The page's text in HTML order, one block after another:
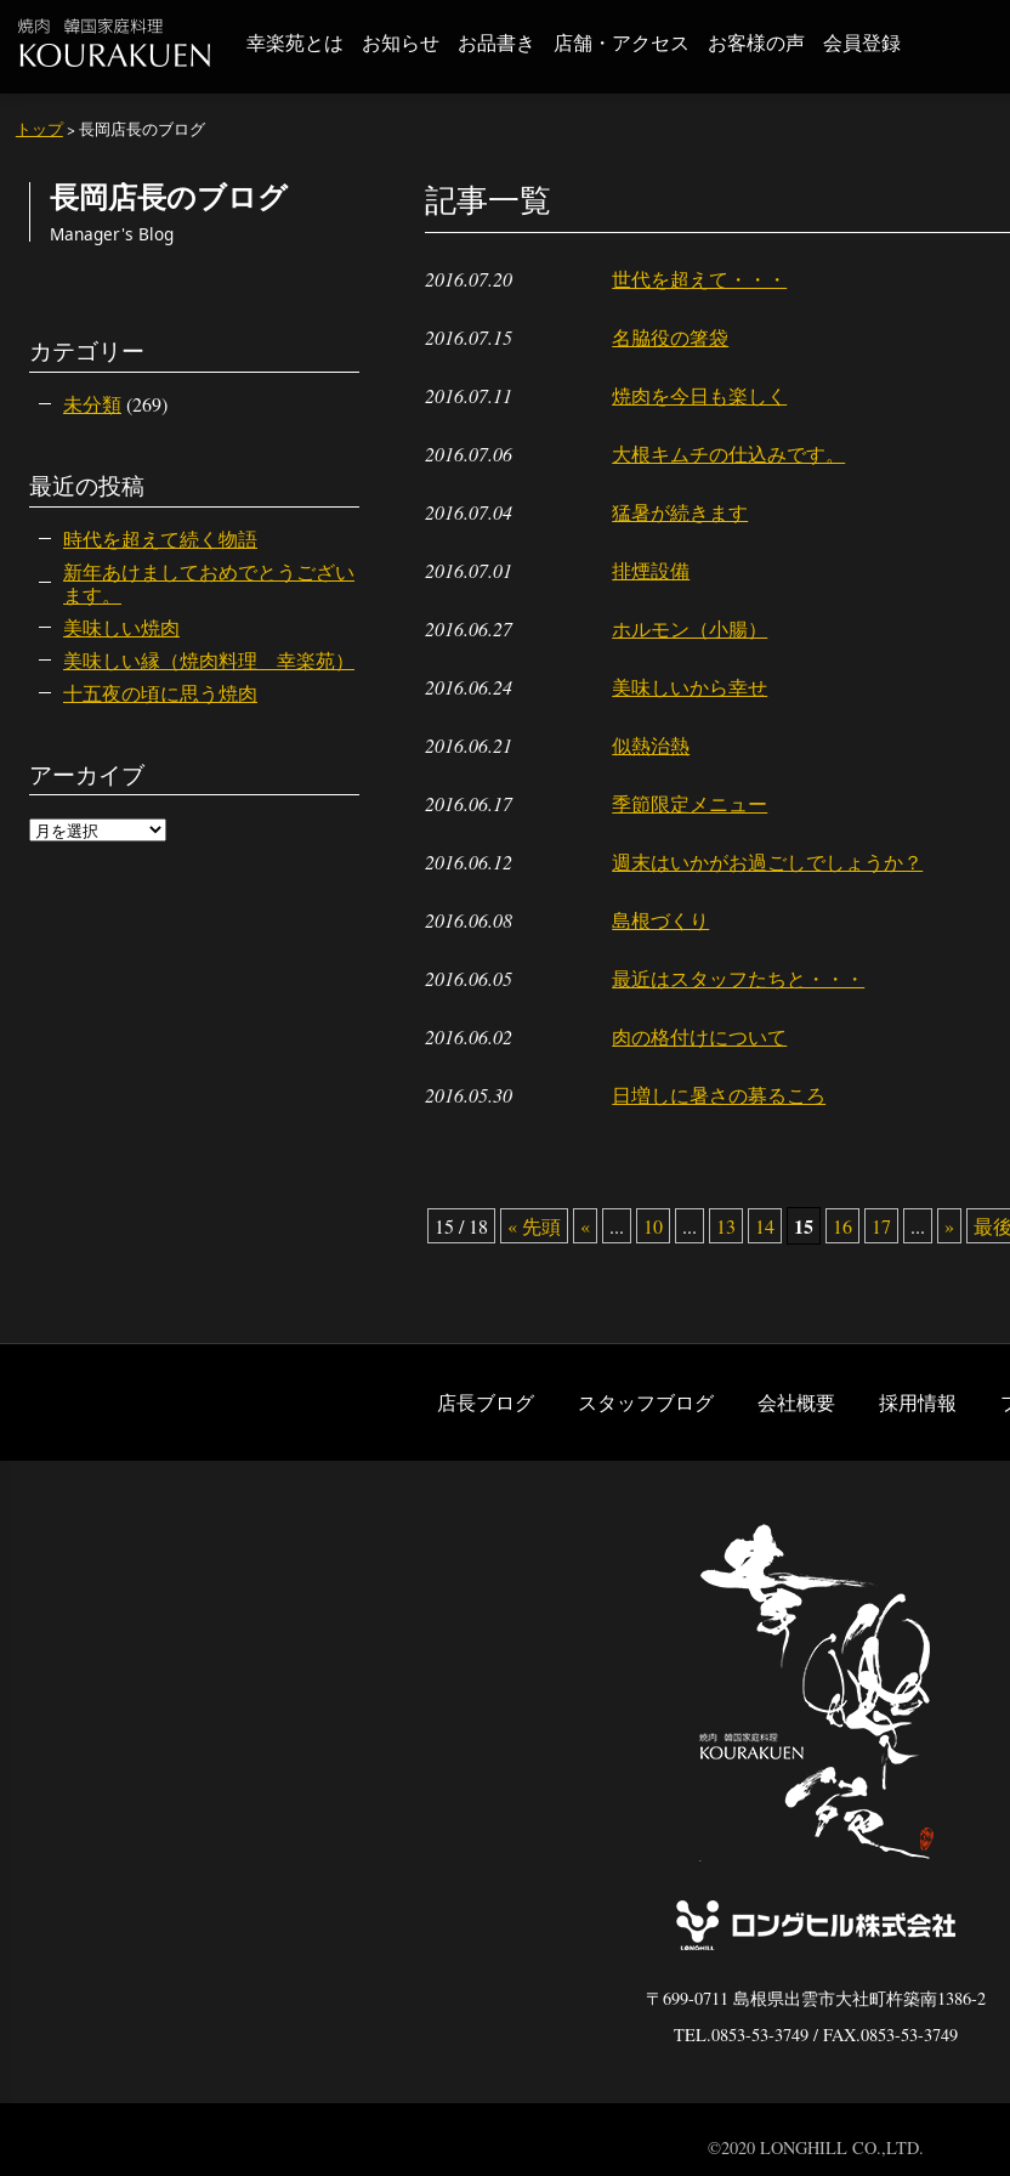
幸楽苑とは お知らせ お品書き 店舗・アクセス お客様の声 会員登録
トップ> 長岡店長のブログ
長岡店長のブログ
Manager's Blog
カテゴリー
未分類(269)
最近の投稿
時代を超えて続く物語
新年あけましておめでとうござい
ます。
美味しい焼肉
美味しい縁（焼肉料理 幸楽苑）
十五夜の頃に思う焼肉
アーカイブ
ア
ー
記事一覧
2016.07.20 世代を超えて・・・
2016.07.15 名脇役の箸袋
2016.07.11 焼肉を今日も楽しく
2016.07.06 大根キムチの仕込みです。
2016.07.04 猛暑が続きます
2016.07.01 排煙設備
2016.06.27 ホルモン（小腸）
2016.06.24 美味しいから幸せ
2016.06.21 似熱治熱
2016.06.17 季節限定メニュー
2016.06.12 週末はいかがお過ごしでしょうか？
2016.06.08 島根づくり
2016.06.05 最近はスタッフたちと・・・
2016.06.02 肉の格付けについて
2016.05.30 日増しに暑さの募るころ
15 / 18 « 先頭 « ... 10 ... 13 14 15 16 17 ... » 最
店長ブログ スタッフブログ 会社概要 採用情報
〒699-0711 島根県出雲市大社町杵築南1386-2
TEL.0853-53-3749 / FAX.0853-53-3749
©2020 LONGHILL CO.,LTD.